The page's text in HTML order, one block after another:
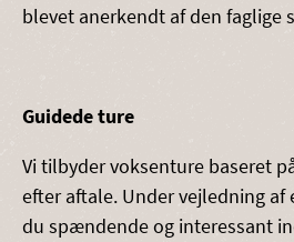
blevet anerkendt af den faglige
Guidede ture
Vi tilbyder voksenture baseret
efter aftale. Under vejledning af
du spændende og interessant